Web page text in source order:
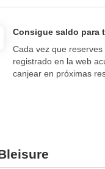
Consigue saldo para
Cada vez que
registrado en la web
canjear en próximas